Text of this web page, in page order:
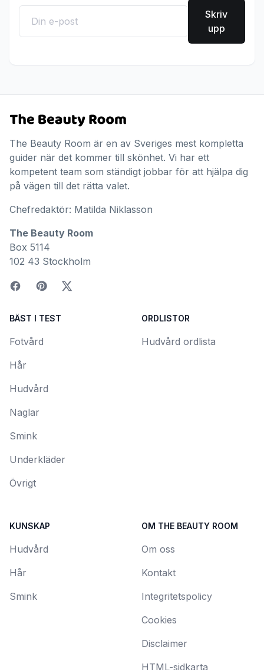
Skriv
upp
The Beauty Room är en av Sveriges mest kompletta
guider när det kommer till skönhet. Vi har ett
kompetent team som ständigt jobbar för att hjälpa dig
på vägen till det rätta valet.
Chefredaktör: Matilda Niklasson
The Beauty Room
Box 5114
102 43 Stockholm
BÄST I TEST
Fotvård
Hår
Hudvård
Naglar
Smink
Underkläder
Övrigt
ORDLISTOR
Hudvård ordlista
KUNSKAP
Hudvård
Hår
Smink
OM THE BEAUTY ROOM
Om oss
Kontakt
Integritetspolicy
Cookies
Disclaimer
HTML-sidkarta